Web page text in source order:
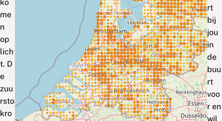
ko
me
n
op
lich
t. D
e
zuu
rsto
kro
rt
bij
jou
in
de
buu
rt
voo
r en
wil